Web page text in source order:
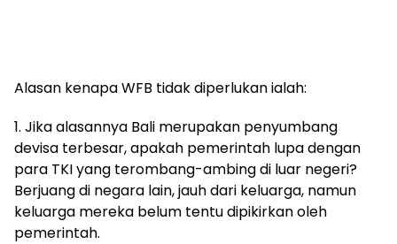
Alasan kenapa WFB tidak diperlukan ialah:
1. Jika alasannya Bali merupakan penyumbang
devisa terbesar, apakah pemerintah lupa dengan
para TKI yang terombang-ambing di luar negeri?
Berjuang di negara lain, jauh dari keluarga, namun
keluarga mereka belum tentu dipikirkan oleh
pemerintah.